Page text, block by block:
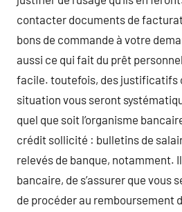
contacter documents de
bons de commande à votre
aussi ce qui fait du prêt
facile. toutefois, des justificatifs
situation vous seront
quel que soit l’organisme
crédit sollicité : bulletins de
relevés de banque, notamment. Il
bancaire, de s’assurer que vous
de procéder au remboursement